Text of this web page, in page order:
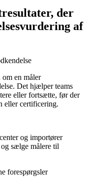
der
af
om en måler
Det hjælper teams
eller fortsætte, før der
eller certificering.
og importører
sælge målere til
forespørgsler